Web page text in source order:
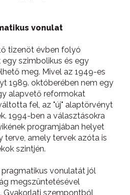
vonulat
tizenöt évben folyó
szimbolikus és egy
meg. Mivel az 1949-es
1989. októberében nem egy
alapvető reformokat
fel, az "új" alaptörvényt
1994-ben a választásokra
programjában helyet
amely tervek azóta is
szintjén.
vonulatát jól
megszüntetésével
Gyakorlati szempontból